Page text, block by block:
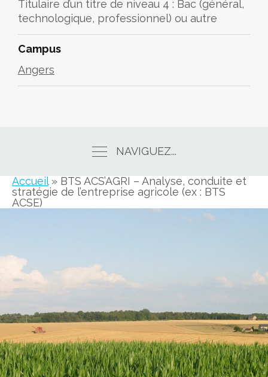
Titulaire d’un titre de niveau 4 : Bac (général,
technologique, professionnel) ou autre
Campus
Angers
NAVIGUEZ...
Accueil» BTS ACS’AGRI – Analyse, conduite et
stratégie de l’entreprise agricole (ex : BTS
ACSE)